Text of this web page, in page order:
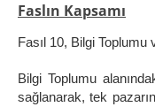
Faslın Kapsamı
Fasıl 10, Bilgi
Bilgi Toplumu
sağlanarak, tek